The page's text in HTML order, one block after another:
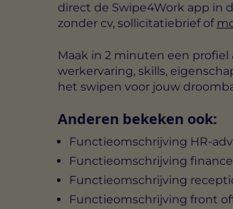
direct de Swipe4Work app in
zonder cv, sollicitatiebrief of
Maak in 2 minuten een
werkervaring, skills,
het swipen voor jouw
Anderen bekeken ook:
Functieomschrijving HR-
Functieomschrijving
Functieomschrijving
Functieomschrijving front